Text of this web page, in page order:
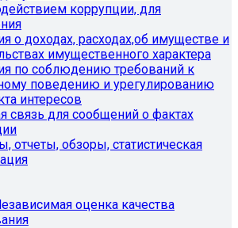
коррупции, для
о доходах, расходах,об имуществе и
имущественного характера
по соблюдению требований к
поведению и урегулированию
интересов
связь для сообщений о фактах
отчеты, обзоры, статистическая
оценка качества